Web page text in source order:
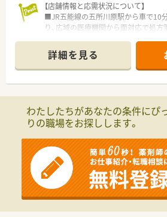
【店舗情報と応需状況について】
■JR五能線の五所川原駅から車で10
り、広域の医療機関から面対応で処
■処方箋枚数は1日平均15枚前後と比
とりの患者様に対して丁寧に向き合
す。
■薬剤師は常時2名に派遣スタッフ1
【法人特徴について】
■国内の小売業でトップクラスのシ
あり、安定した経営基盤のもとで全国
います。
■ショッピングモールを地域医療の拠
住の「住」を支えるヘルスケア事業を
ます。
■地域の方々の健康をトータルでサ
ーションを目指し、調剤とOTC販売
詳細を見る
わたしたちがあなたの条件にぴ
りの職場をお探しします。